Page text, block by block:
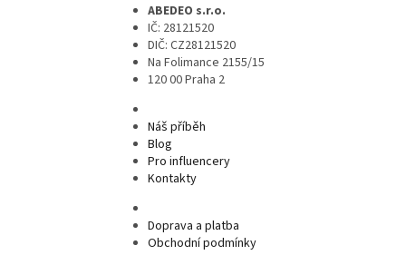
ABEDEO s.r.o.
IČ: 28121520
DIČ: CZ28121520
Na Folimance 2155/15
120 00 Praha 2
Náš příběh
Blog
Pro influencery
Kontakty
Doprava a platba
Obchodní podmínky